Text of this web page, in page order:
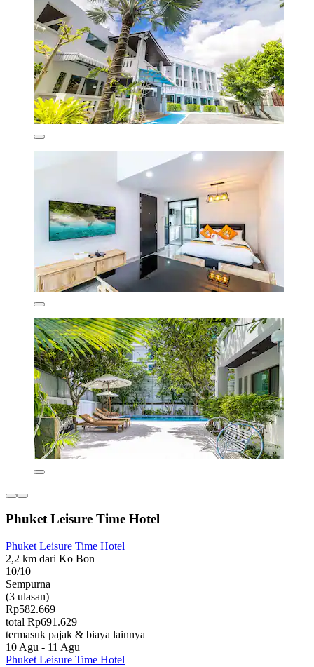
Phuket Leisure Time Hotel
Phuket Leisure Time Hotel
2,2 km dari Ko Bon
10/10
Sempurna
(3 ulasan)
Rp582.669
total Rp691.629
termasuk pajak & biaya lainnya
10 Agu - 11 Agu
Phuket Leisure Time Hotel